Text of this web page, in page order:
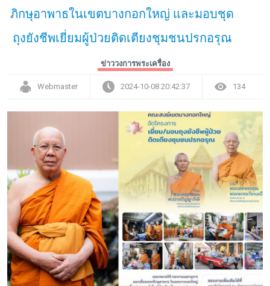
ภิกษุอาพาธในเขตบางกอกใหญ่ และมอบชุด
ถุงยังชีพเยี่ยมผู้ป่วยติดเตียงชุมชนปรกอรุณ
ข่าววงการพระเครื่อง
Webmaster 2024-10-08 20:42:37 134